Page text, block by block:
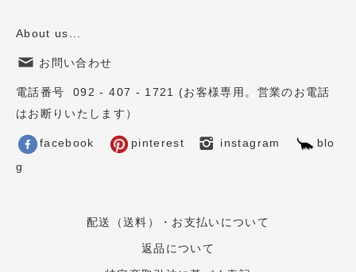
About us...
お問い合わせ
電話番号 092 - 407 - 1721 (お客様専用。営業のお電話
はお断りいたします）
facebook pinterest instagram
blo
g
配送（送料）・お支払いについて
返品について